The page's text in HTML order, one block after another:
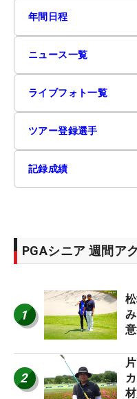
年間日程
ニュース一覧
ライブフォト一覧
ツアー登録選手
記録成績
PGAシニア 週間ア
1
2